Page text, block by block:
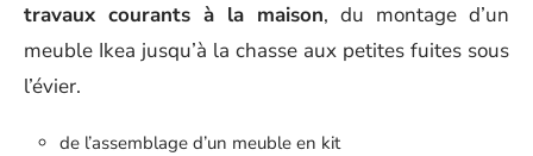
travaux courants à la maison, du montage d’un
meuble Ikea jusqu’à la chasse aux petites fuites sous
l’évier.
de l’assemblage d’un meuble en kit